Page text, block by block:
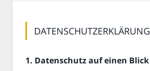
DATENSCHUTZERKLÄRUNG
1. Datenschutz auf einen Blick